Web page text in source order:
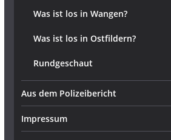
Was ist los in Wangen?
Was ist los in Ostfildern?
Rundgeschaut
Aus dem Polizeibericht
Impressum